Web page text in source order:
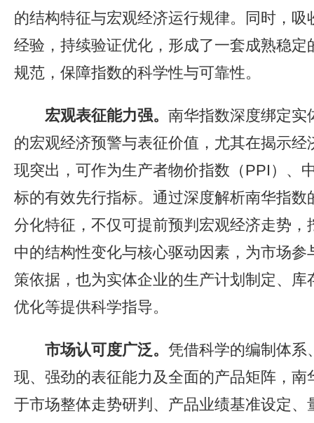
的结构特征与宏观经济运行规律。同时，吸
经验，持续验证优化，形成了一套成熟稳定
规范，保障指数的科学性与可靠性。
宏观表征能力强。 南华指数深度绑定实
的宏观经济预警与表征价值，尤其在揭示经
现突出，可作为生产者物价指数（PPI）、
标的有效先行指标。通过深度解析南华指数
分化特征，不仅可提前预判宏观经济走势，
中的结构性变化与核心驱动因素，为市场参
策依据，也为实体企业的生产计划制定、库
优化等提供科学指导。
市场认可度广泛。 凭借科学的编制体系
现、强劲的表征能力及全面的产品矩阵，南
于市场整体走势研判、产品业绩基准设定、